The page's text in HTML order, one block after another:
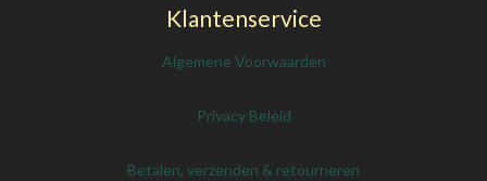
Klantenservice
Algemene Voorwaarden
Privacy Beleid
Betalen, verzenden & retourneren